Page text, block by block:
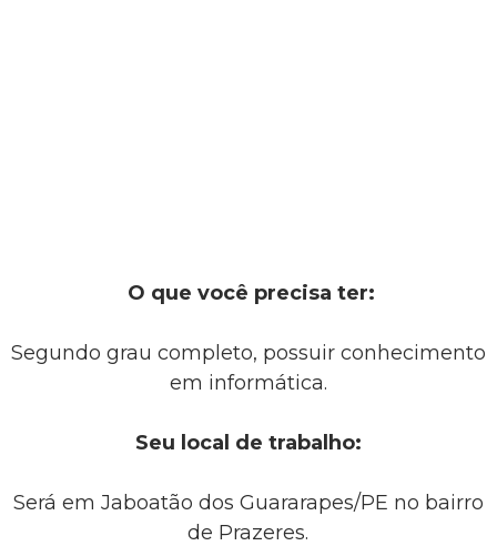
O que você precisa ter:
Segundo grau completo, possuir conhecimento
em informática.
Seu local de trabalho:
Será em Jaboatão dos Guararapes/PE no bairro
de Prazeres.